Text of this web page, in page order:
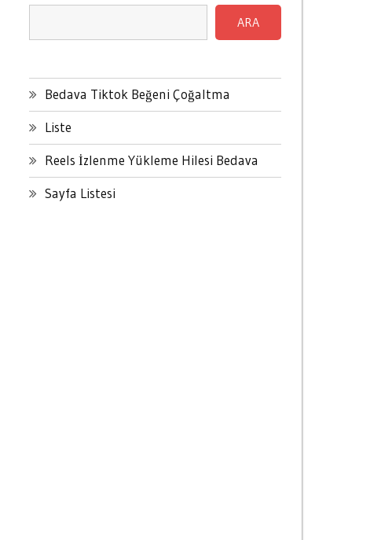
ARA
Bedava Tiktok Beğeni Çoğaltma
Liste
Reels İzlenme Yükleme Hilesi Bedava
Sayfa Listesi